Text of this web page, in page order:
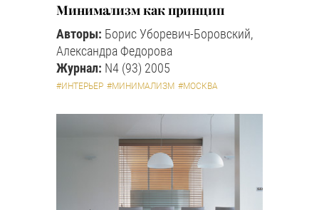
Минимализм как принцип
Авторы: Борис Уборевич-Боровский,
Александра Федорова
Журнал: N4 (93) 2005
#ИНТЕРЬЕР #МИНИМАЛИЗМ #МОСКВА